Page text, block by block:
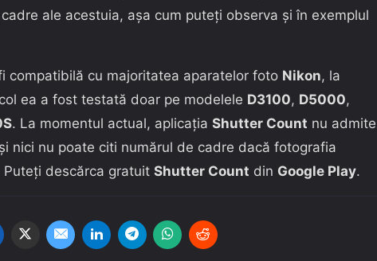
ale acestuia, așa cum puteți observa și în exemplul
compatibilă cu majoritatea aparatelor foto Nikon, la
ea a fost testată doar pe modelele D3100, D5000,
. La momentul actual, aplicația Shutter Count nu admite
și nici nu poate citi numărul de cadre dacă fotografia
descărca gratuit Shutter Count din Google Play.